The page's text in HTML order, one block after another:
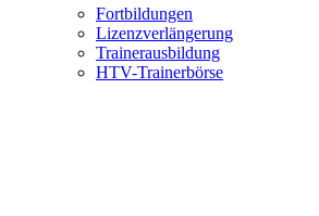
Fortbildungen
Lizenzverlängerung
Trainerausbildung
HTV-Trainerbörse